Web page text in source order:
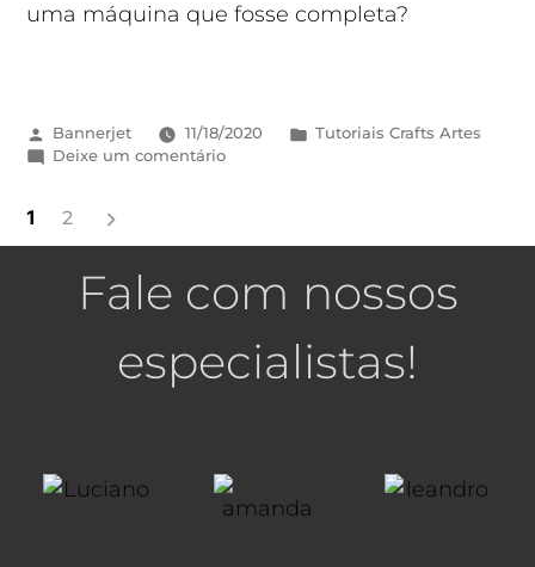
uma máquina que fosse completa?
Bannerjet 11/18/2020
Tutoriais Crafts Artes
Deixe um comentário
1 2
Fale com nossos
especialistas!